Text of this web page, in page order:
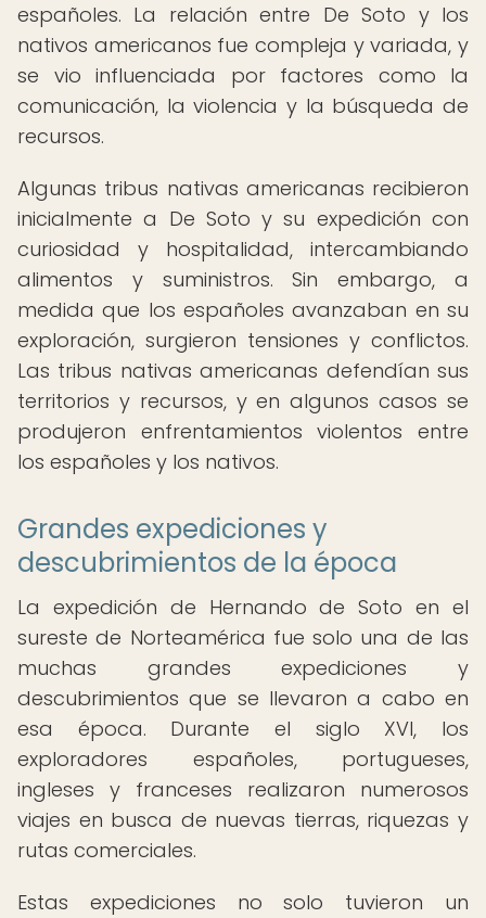
españoles. La relación entre De Soto y los
nativos americanos fue compleja y variada, y
se vio influenciada por factores como la
comunicación, la violencia y la búsqueda de
recursos.
Algunas tribus nativas americanas recibieron
inicialmente a De Soto y su expedición con
curiosidad y hospitalidad, intercambiando
alimentos y suministros. Sin embargo, a
medida que los españoles avanzaban en su
exploración, surgieron tensiones y conflictos.
Las tribus nativas americanas defendían sus
territorios y recursos, y en algunos casos se
produjeron enfrentamientos violentos entre
los españoles y los nativos.
Grandes expediciones y
descubrimientos de la época
La expedición de Hernando de Soto en el
sureste de Norteamérica fue solo una de las
muchas grandes expediciones y
descubrimientos que se llevaron a cabo en
esa época. Durante el siglo XVI, los
exploradores españoles, portugueses,
ingleses y franceses realizaron numerosos
viajes en busca de nuevas tierras, riquezas y
rutas comerciales.
Estas expediciones no solo tuvieron un